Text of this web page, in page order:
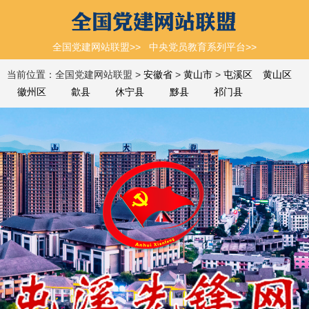
全国党建网站联盟>> 中央党员教育系列平台>>
当前位置：全国党建网站联盟 > 安徽省 > 黄山市 > 屯溪区
黄山区
徽州区
歙县 休宁县 黟县 祁门县